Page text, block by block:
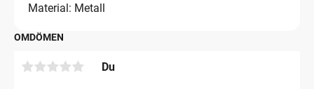
Material: Metall
OMDÖMEN
Du